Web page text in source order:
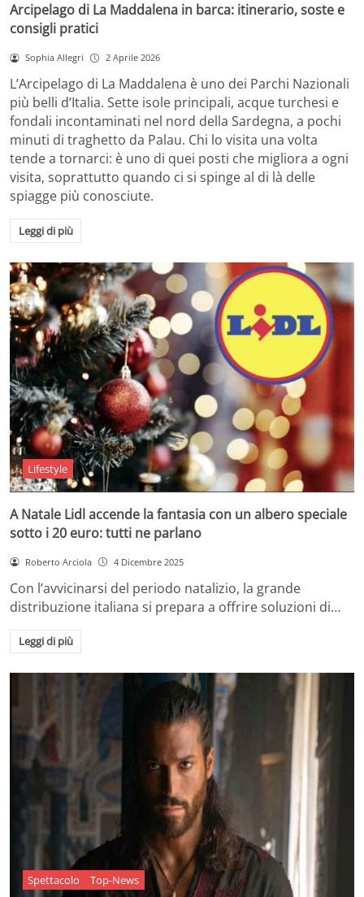
Arcipelago di La Maddalena in barca: itinerario, soste e
consigli pratici
Sophia Allegri 2 Aprile 2026
L’Arcipelago di La Maddalena è uno dei Parchi Nazionali
più belli d’Italia. Sette isole principali, acque turchesi e
fondali incontaminati nel nord della Sardegna, a pochi
minuti di traghetto da Palau. Chi lo visita una volta
tende a tornarci: è uno di quei posti che migliora a ogni
visita, soprattutto quando ci si spinge al di là delle
spiagge più conosciute.
Leggi di più
Lifestyle
A Natale Lidl accende la fantasia con un albero speciale
sotto i 20 euro: tutti ne parlano
Roberto Arciola 4 Dicembre 2025
Con l’avvicinarsi del periodo natalizio, la grande
distribuzione italiana si prepara a offrire soluzioni di…
Leggi di più
Spettacolo Top-News